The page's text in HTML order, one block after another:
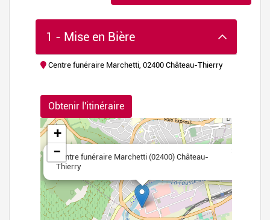
1 - Mise en Bière
Centre funéraire Marchetti, 02400 Château-Thierry
Obtenir l'itinéraire
Centre funéraire Marchetti (02400) Château-
Thierry
+
−